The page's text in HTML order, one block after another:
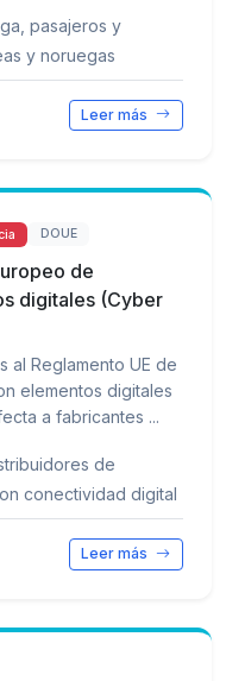
pasajeros y
y noruegas
Leer más
DOUE
de
digitales (Cyber
al Reglamento UE de
elementos digitales
a fabricantes ...
de
conectividad digital
Leer más